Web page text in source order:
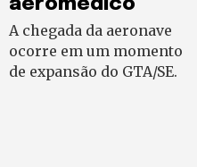
A chegada da aeronave
ocorre em um momento
de expansão do GTA/SE.